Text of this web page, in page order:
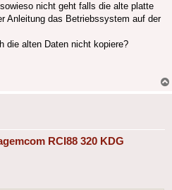
nicht geht falls die alte platte
Anleitung das Betriebssystem auf der
die alten Daten nicht kopiere?
RCI88 320 KDG